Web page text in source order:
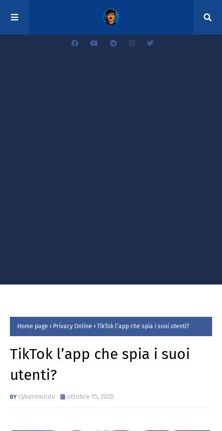
Home page Privacy Online TikTok l’app che spia i suoi utenti?
TikTok l’app che spia i suoi
utenti?
Cybermondo ottobre 15, 2020